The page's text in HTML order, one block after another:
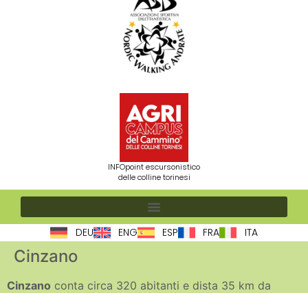
INFOpoint escursonistico
delle colline torinesi
DEU ENG ESP FRA ITA
Cinzano
Cinzano conta circa 320 abitanti e dista 35 km da